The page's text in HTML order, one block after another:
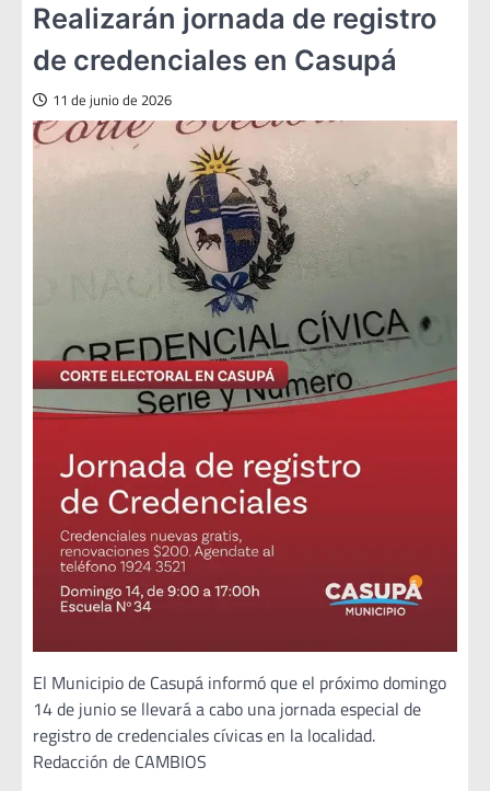
Realizarán jornada de registro
de credenciales en Casupá
11 de junio de 2026
El Municipio de Casupá informó que el próximo domingo
14 de junio se llevará a cabo una jornada especial de
registro de credenciales cívicas en la localidad.
Redacción de CAMBIOS